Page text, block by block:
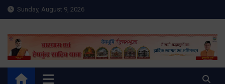
Skip
to
Sunday, August 9, 2026
Meru Raibar | Uttarakhand
News | Uttarkashi News
meruraibar.com